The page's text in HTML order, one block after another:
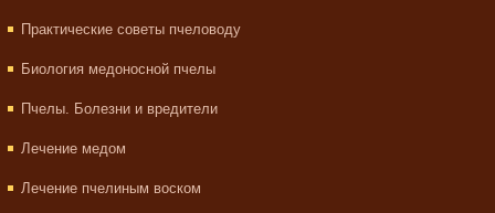
Практические советы пчеловоду
Биология медоносной пчелы
Пчелы. Болезни и вредители
Лечение медом
Лечение пчелиным воском